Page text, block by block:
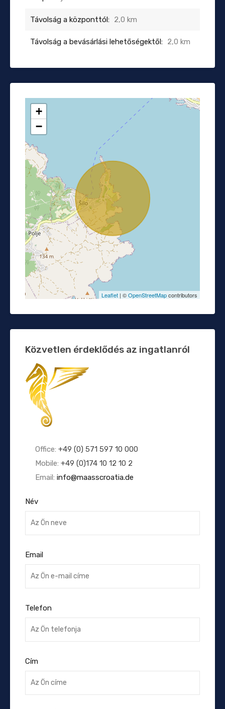
Távolság a központtól: 2,0 km
Távolság a bevásárlási lehetőségektől: 2,0 km
+
−
Leaflet | ©OpenStreetMapcontributors
Közvetlen érdeklődés az ingatlanról
Office: +49 (0) 571 597 10 000
Mobile: +49 (0)174 10 12 10 2
Email: info@maasscroatia.de
Név
Email
Telefon
Cím